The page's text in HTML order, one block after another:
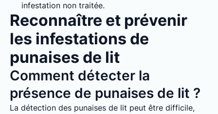
infestation non traitée.
Reconnaître et prévenir
les infestations de
punaises de lit
Comment détecter la
présence de punaises de lit ?
La détection des punaises de lit peut être difficile,